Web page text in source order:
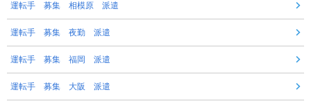
運転手 募集 相模原 派遣
運転手 募集 夜勤 派遣
運転手 募集 福岡 派遣
運転手 募集 大阪 派遣